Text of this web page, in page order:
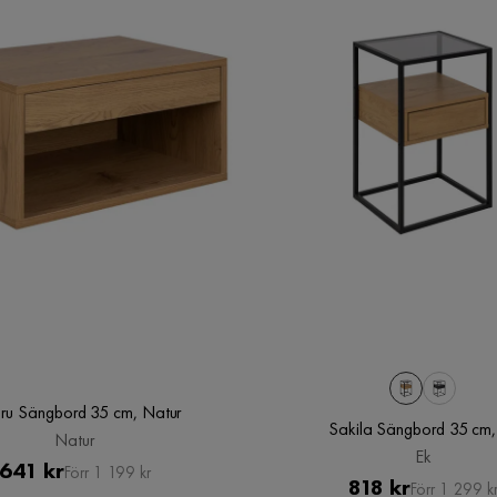
Sängbord 35 cm, Natur
Natur
Pris
kr Original
Förr 1 199 kr
Sakila Sängbord 35
Ek
Pris
818 kr Original
Förr 1 299 kr